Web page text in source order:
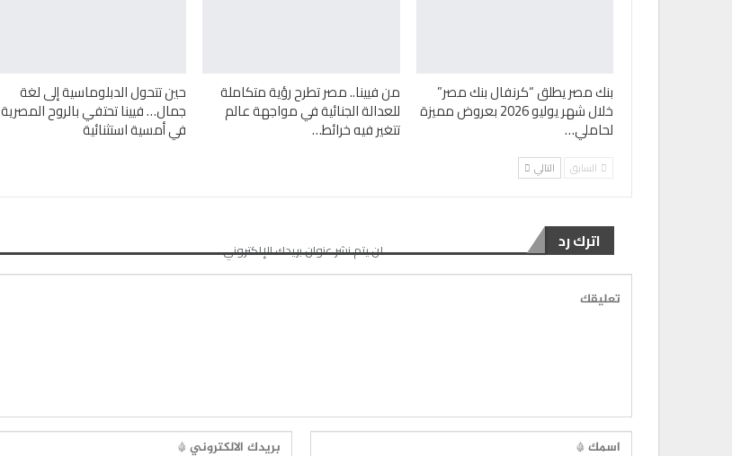
بنك مصر يطلق “كرنفال بنك مصر”
خلال شهر يوليو 2026 بعروض مميزة
لحاملي…
من فيينا.. مصر تطرح رؤية متكاملة
للعدالة الجنائية في مواجهة عالم
تتغير فيه خرائط…
حين تتحول الدبلوماسية إلى لغة
جمال… فيينا تحتفي بالروح المصرية
في أمسية استثنائية
السابق التالي
اترك رد لن يتم نشر عنوان بريدك الإلكتروني.